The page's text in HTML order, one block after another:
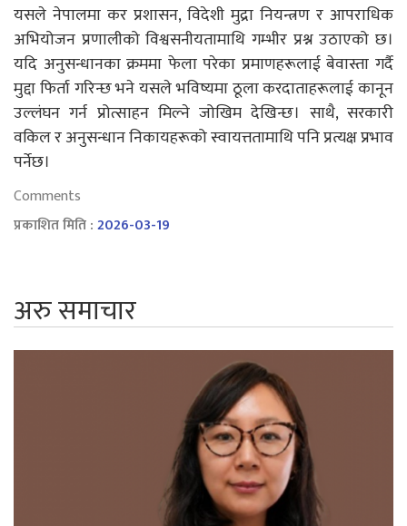
यसले नेपालमा कर प्रशासन, विदेशी मुद्रा नियन्त्रण र आपराधिक
अभियोजन प्रणालीको विश्वसनीयतामाथि गम्भीर प्रश्न उठाएको छ।
यदि अनुसन्धानका क्रममा फेला परेका प्रमाणहरूलाई बेवास्ता गर्दै
मुद्दा फिर्ता गरिन्छ भने यसले भविष्यमा ठूला करदाताहरूलाई कानून
उल्लंघन गर्न प्रोत्साहन मिल्ने जोखिम देखिन्छ। साथै, सरकारी
वकिल र अनुसन्धान निकायहरूको स्वायत्ततामाथि पनि प्रत्यक्ष प्रभाव
पर्नेछ।
Comments
प्रकाशित मिति :2026-03-19
अरु समाचार